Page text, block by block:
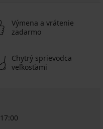
Výmena a vrátenie
zadarmo
Chytrý sprievodca
veľkosťami